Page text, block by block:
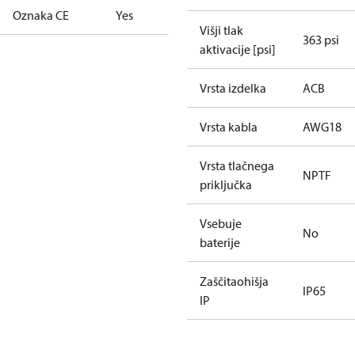
Oznaka CE Yes
Višji tlak
aktivacije [psi]
363 psi
Vrsta izdelka ACB
Vrsta kabla AWG18
Vrsta tlačnega
priključka
NPTF
Vsebuje
baterije
No
Zaščitaohišja
IP
IP65